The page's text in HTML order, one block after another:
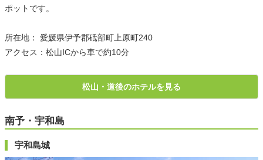
ポットです。
所在地： 愛媛県伊予郡砥部町上原町240
アクセス：松山ICから車で約10分
松山・道後のホテルを見る
南予・宇和島
宇和島城